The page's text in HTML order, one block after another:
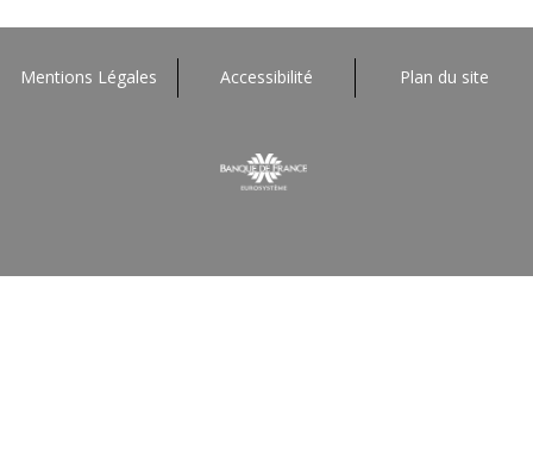
Mentions Légales Accessibilité Plan du site